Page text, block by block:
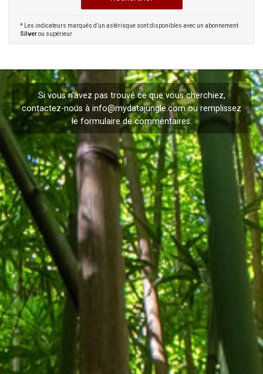
* Les indicateurs marqués d’un astérisque sont disponibles avec un abonnement
Silverou supérieur
Si vous n’avez pas trouvé ce que vous cherchiez,
contactez-nous à info@mydatajungle.comou remplissez
le formulaire decommentaires.